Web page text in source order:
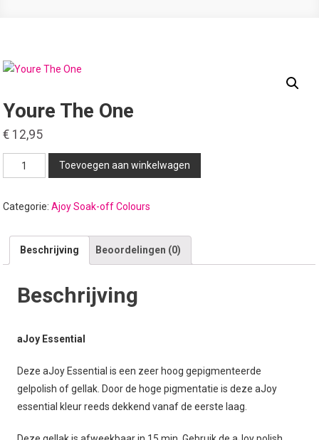
Youre The One
€ 12,95
Youre
The
aantal
Toevoegen aan winkelwagen
Categorie:Ajoy Soak-off Colours
Beschrijving Beoordelingen (0)
Beschrijving
aJoy Essential
Deze aJoy Essential is een zeer hoog gepigmenteerde
gelpolish of gellak. Door de hoge pigmentatie is deze aJoy
essential kleur reeds dekkend vanaf de eerste laag.